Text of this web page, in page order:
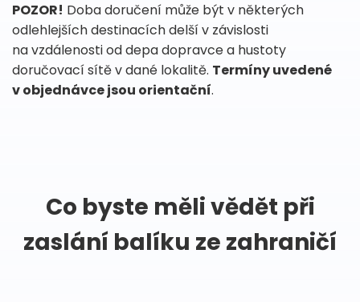
POZOR! Doba doručení může být v některých
odlehlejších destinacích delší v závislosti
na vzdálenosti od depa dopravce a hustoty
doručovací sítě v dané lokalitě. Termíny uvedené
v objednávce jsou orientační.
Co byste měli vědět při
zaslání balíku ze zahraničí